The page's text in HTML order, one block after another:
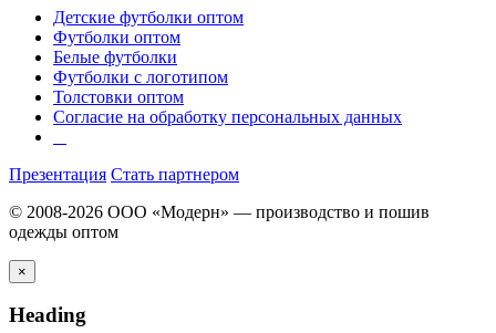
Детские футболки оптом
Футболки оптом
Белые футболки
Футболки с логотипом
Толстовки оптом
Согласие на обработку персональных данных
Презентация Стать партнером
© 2008-2026 ООО «Модерн» — производство и пошив
одежды оптом
×
Heading